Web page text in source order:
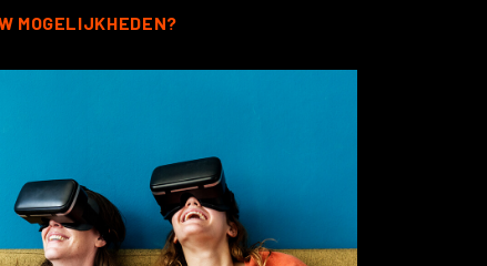
MOGELIJKHEDEN?